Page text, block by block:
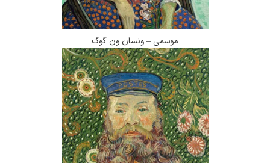
موسمی – ونسان ون گوگ